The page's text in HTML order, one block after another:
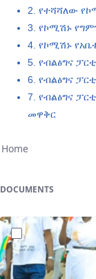
2. የተሻሻለው
3. የኮሚሽኑ
4. የኮሚሽኑ
5. የብልፅግና
6. የብልፅግና
7. የብልፅግና
መዋቅር
Home
DOCUMENTS